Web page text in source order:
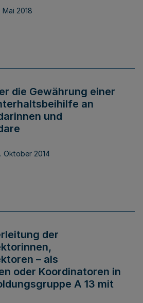
Mai 2018
die Gewährung einer
an
und
Oktober 2014
der
– als
oder Koordinatoren in
A 13 mit